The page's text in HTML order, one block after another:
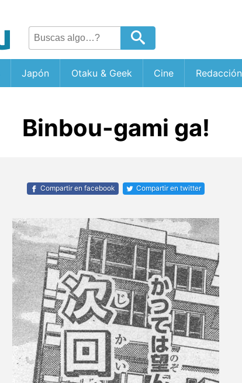
Japón Otaku & Geek Cine Redacción
Binbou-gami ga!
Compartir en facebook Compartir en twitter